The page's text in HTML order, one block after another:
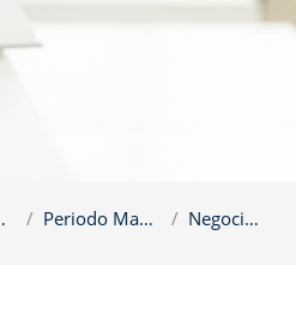
Periodo Mayo - Agosto 2024 Negocios 850 0524